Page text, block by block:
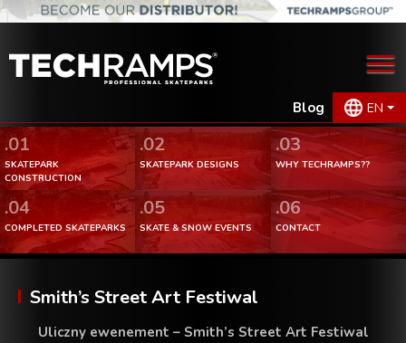
Blog EN
.01
SKATEPARK
CONSTRUCTION
.02
SKATEPARK DESIGNS
.03
WHY TECHRAMPS??
.04
COMPLETED SKATEPARKS
.05
SKATE & SNOW EVENTS
.06
CONTACT
Smith’s Street Art Festiwal
Uliczny ewenement – Smith’s Street Art Festiwal